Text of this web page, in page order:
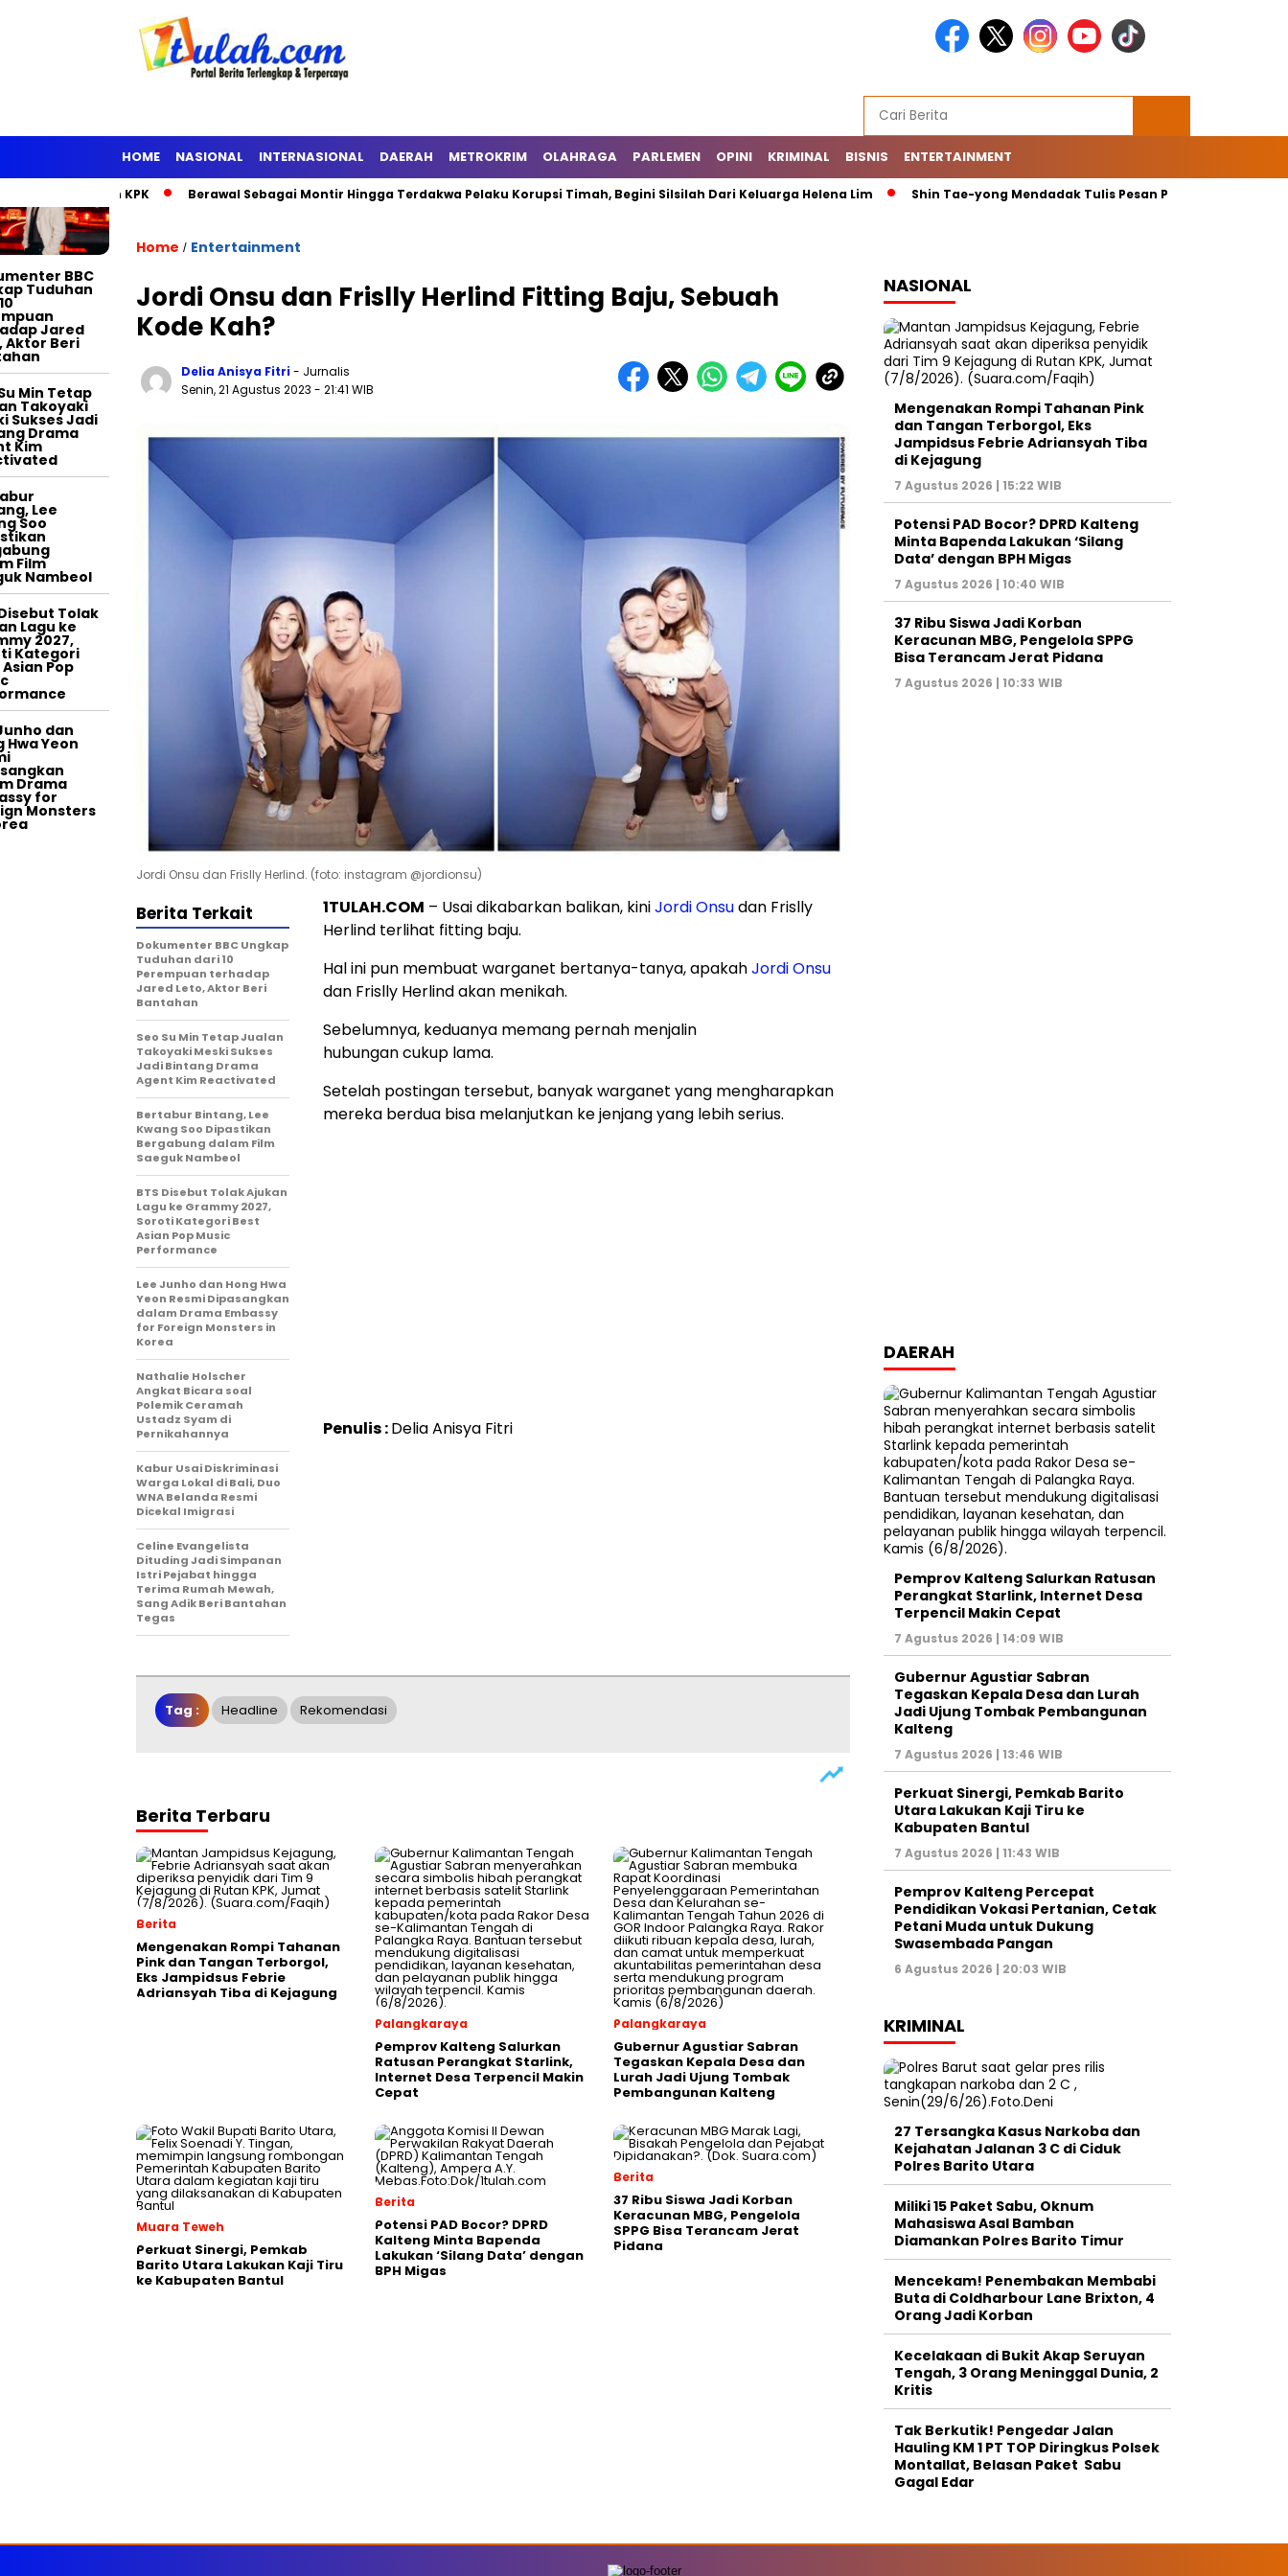
HOME NASIONAL INTERNASIONAL DAERAH METROKRIM OLAHRAGA PARLEMEN OPINI KRIMINAL BISNIS ENTERTAINMENT
Berawal Sebagai Montir Hingga Terdakwa Pelaku Korupsi Timah, Begini Silsilah Dari Keluarga Helena Lim Shin Tae-yong Mendadak Tulis Pesan Penting di Instagram:
BBC
Tuduhan
Jared
Aktor Beri
Min Tetap
Takoyaki
Sukses Jadi
Drama
Kim
Lee
Soo
Film
Nambeol
Tolak
Lagu ke
2027,
Kategori
Pop
dan
Hwa Yeon
Drama
for
Monsters
Home / Entertainment
Jordi Onsu dan Frislly Herlind Fitting Baju, Sebuah
Kode Kah?
Delia Anisya Fitri- Jurnalis
Senin, 21 Agustus 2023 - 21:41 WIB
Jordi Onsu dan Frislly Herlind. (foto: instagram @jordionsu)
1TULAH.COM – Usai dikabarkan balikan, kiniJordi Onsudan Frislly
Herlind terlihat fitting baju.
Hal ini pun membuat warganet bertanya-tanya, apakahJordi Onsu
dan Frislly Herlind akan menikah.
Sebelumnya, keduanya memang pernah menjalin
hubungan cukup lama.
Setelah postingan tersebut, banyak warganet yang mengharapkan
mereka berdua bisa melanjutkan ke jenjang yang lebih serius.
Penulis :Delia Anisya Fitri
Berita Terkait
Dokumenter BBC Ungkap
Tuduhan dari 10
Perempuan terhadap
Jared Leto, Aktor Beri
Bantahan
Seo Su Min Tetap Jualan
Takoyaki Meski Sukses
Jadi Bintang Drama
Agent Kim Reactivated
Bertabur Bintang, Lee
Kwang Soo Dipastikan
Bergabung dalam Film
Saeguk Nambeol
BTS Disebut Tolak Ajukan
Lagu ke Grammy 2027,
Soroti Kategori Best
Asian Pop Music
Performance
Lee Junho dan Hong Hwa
Yeon Resmi Dipasangkan
dalam Drama Embassy
for Foreign Monsters in
Korea
Nathalie Holscher
Angkat Bicara soal
Polemik Ceramah
Ustadz Syam di
Pernikahannya
Kabur Usai Diskriminasi
Warga Lokal di Bali, Duo
WNA Belanda Resmi
Dicekal Imigrasi
Celine Evangelista
Dituding Jadi Simpanan
Istri Pejabat hingga
Terima Rumah Mewah,
Sang Adik Beri Bantahan
Tegas
Tag : Headline Rekomendasi
Berita Terbaru
Berita
Mengenakan Rompi Tahanan
Pink dan Tangan Terborgol,
Eks Jampidsus Febrie
Adriansyah Tiba di Kejagung
Palangkaraya
Pemprov Kalteng Salurkan
Ratusan Perangkat Starlink,
Internet Desa Terpencil Makin
Cepat
Palangkaraya
Gubernur Agustiar Sabran
Tegaskan Kepala Desa dan
Lurah Jadi Ujung Tombak
Pembangunan Kalteng
Muara Teweh
Perkuat Sinergi, Pemkab
Barito Utara Lakukan Kaji Tiru
ke Kabupaten Bantul
Berita
Potensi PAD Bocor? DPRD
Kalteng Minta Bapenda
Lakukan ‘Silang Data’ dengan
BPH Migas
Berita
37 Ribu Siswa Jadi Korban
Keracunan MBG, Pengelola
SPPG Bisa Terancam Jerat
Pidana
NASIONAL
Mengenakan Rompi Tahanan Pink
dan Tangan Terborgol, Eks
Jampidsus Febrie Adriansyah Tiba
di Kejagung
7 Agustus 2026 | 15:22 WIB
Potensi PAD Bocor? DPRD Kalteng
Minta Bapenda Lakukan ‘Silang
Data’ dengan BPH Migas
7 Agustus 2026 | 10:40 WIB
37 Ribu Siswa Jadi Korban
Keracunan MBG, Pengelola SPPG
Bisa Terancam Jerat Pidana
7 Agustus 2026 | 10:33 WIB
DAERAH
Pemprov Kalteng Salurkan Ratusan
Perangkat Starlink, Internet Desa
Terpencil Makin Cepat
7 Agustus 2026 | 14:09 WIB
Gubernur Agustiar Sabran
Tegaskan Kepala Desa dan Lurah
Jadi Ujung Tombak Pembangunan
Kalteng
7 Agustus 2026 | 13:46 WIB
Perkuat Sinergi, Pemkab Barito
Utara Lakukan Kaji Tiru ke
Kabupaten Bantul
7 Agustus 2026 | 11:43 WIB
Pemprov Kalteng Percepat
Pendidikan Vokasi Pertanian, Cetak
Petani Muda untuk Dukung
Swasembada Pangan
6 Agustus 2026 | 20:03 WIB
KRIMINAL
27 Tersangka Kasus Narkoba dan
Kejahatan Jalanan 3 C di Ciduk
Polres Barito Utara
Miliki 15 Paket Sabu, Oknum
Mahasiswa Asal Bamban
Diamankan Polres Barito Timur
Mencekam! Penembakan Membabi
Buta di Coldharbour Lane Brixton, 4
Orang Jadi Korban
Kecelakaan di Bukit Akap Seruyan
Tengah, 3 Orang Meninggal Dunia, 2
Kritis
Tak Berkutik! Pengedar Jalan
Hauling KM 1 PT TOP Diringkus Polsek
Montallat, Belasan Paket Sabu
Gagal Edar